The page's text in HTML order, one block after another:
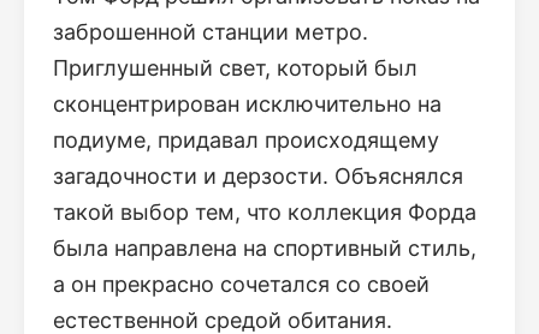
заброшенной станции метро.
Приглушенный свет, который был
сконцентрирован исключительно на
подиуме, придавал происходящему
загадочности и дерзости. Объяснялся
такой выбор тем, что коллекция Форда
была направлена на спортивный стиль,
а он прекрасно сочетался со своей
естественной средой обитания.